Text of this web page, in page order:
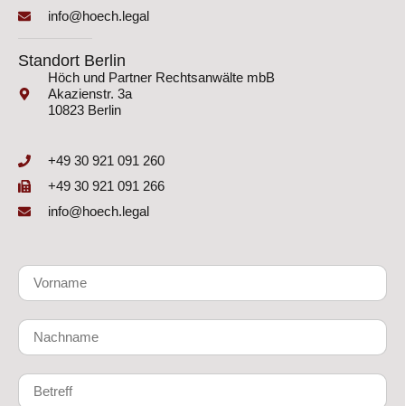
info@hoech.legal
Standort Berlin
Höch und Partner Rechtsanwälte mbB
Akazienstr. 3a
10823 Berlin
+49 30 921 091 260
+49 30 921 091 266
info@hoech.legal